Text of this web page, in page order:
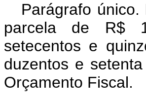
Parágrafo
parcela de R$
setecentos e
duzentos e
Orçamento Fiscal.